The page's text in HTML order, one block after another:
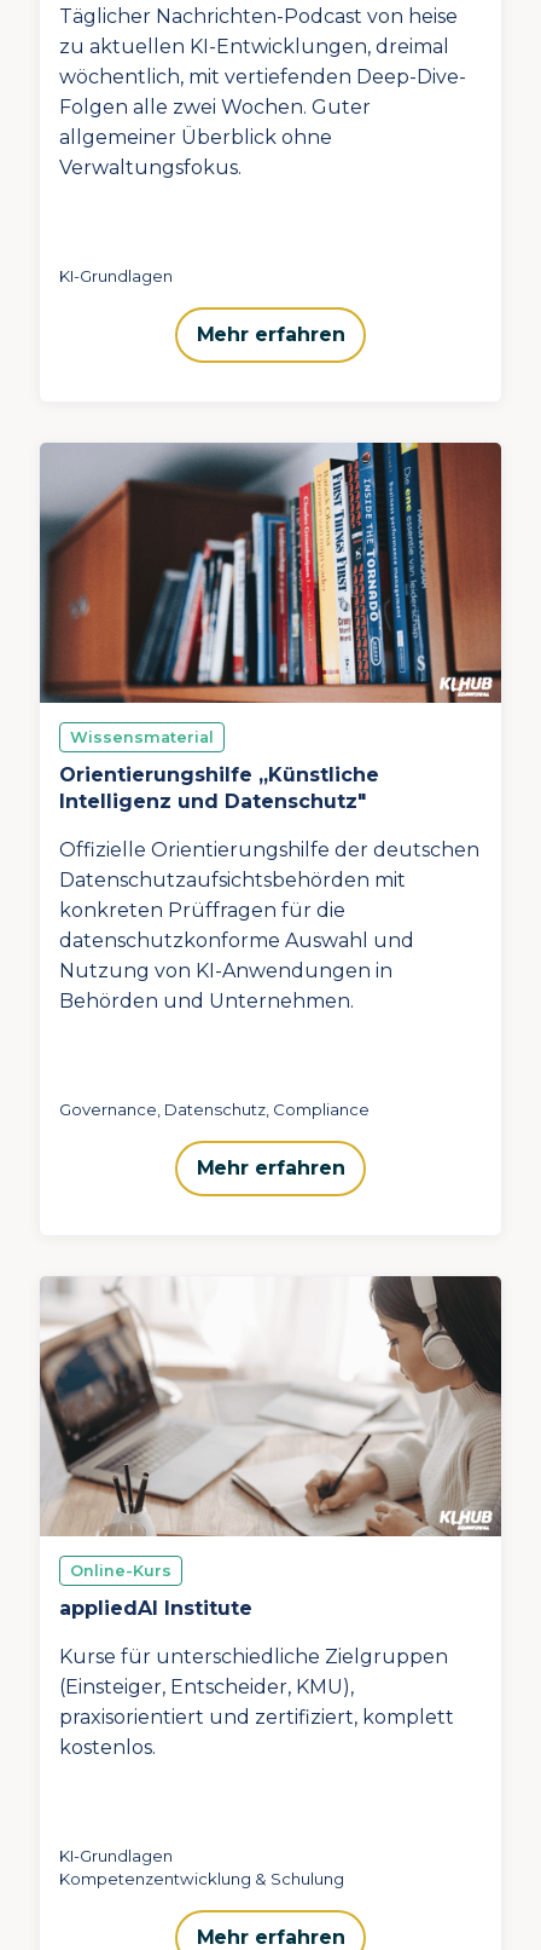
Täglicher Nachrichten-Podcast von heise
zu aktuellen KI-Entwicklungen, dreimal
wöchentlich, mit vertiefenden Deep-Dive-
Folgen alle zwei Wochen. Guter
allgemeiner Überblick ohne
Verwaltungsfokus.
KI-Grundlagen
Mehr erfahren
Wissensmaterial
Orientierungshilfe „Künstliche
Intelligenz und Datenschutz"
Offizielle Orientierungshilfe der deutschen
Datenschutzaufsichtsbehörden mit
konkreten Prüffragen für die
datenschutzkonforme Auswahl und
Nutzung von KI-Anwendungen in
Behörden und Unternehmen.
Governance, Datenschutz, Compliance
Mehr erfahren
Online-Kurs
appliedAI Institute
Kurse für unterschiedliche Zielgruppen
(Einsteiger, Entscheider, KMU),
praxisorientiert und zertifiziert, komplett
kostenlos.
KI-Grundlagen
Kompetenzentwicklung & Schulung
Mehr erfahren